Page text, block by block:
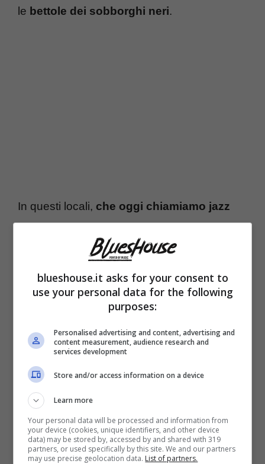
le bettole dei sobborghi neri.
In questi locali, che oggi chiamiamo jazz
ascoltare al pubblico i propri brani. Possiamo
Comedy”, dove, al posto dei comici, si
alternavano sul palco musicisti in cerca di
successo, o di qualche bicchiere di birra
offerto dai proprietari dei bar.
Come si trasforma un brano jazz in un
pezzo pop
blueshouse.it asks for your consent to
use your personal data for the following
purposes:
Personalised advertising and content, advertising and
content measurement, audience research and
services development
Store and/or access information on a device
Learn more
Your personal data will be processed and information from
your device (cookies, unique identifiers, and other device
data) may be stored by, accessed by and shared with 319
partners, or used specifically by this site. We and our partners
may use precise geolocation data. List of partners.